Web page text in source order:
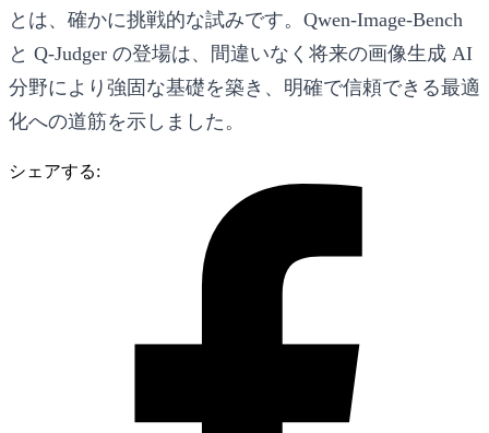
とは、確かに挑戦的な試みです。Qwen-Image-Bench
と Q-Judger の登場は、間違いなく将来の画像生成 AI
分野により強固な基礎を築き、明確で信頼できる最適
化への道筋を示しました。
シェアする: